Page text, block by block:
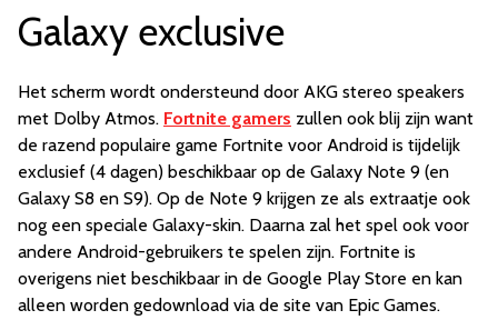
Galaxy exclusive
Het scherm wordt ondersteund door AKG stereo speakers
met Dolby Atmos. Fortnite gamers zullen ook blij zijn want
de razend populaire game Fortnite voor Android is tijdelijk
exclusief (4 dagen) beschikbaar op de Galaxy Note 9 (en
Galaxy S8 en S9). Op de Note 9 krijgen ze als extraatje ook
nog een speciale Galaxy-skin. Daarna zal het spel ook voor
andere Android-gebruikers te spelen zijn. Fortnite is
overigens niet beschikbaar in de Google Play Store en kan
alleen worden gedownload via de site van Epic Games.